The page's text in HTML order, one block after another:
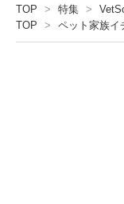
TOP
> 特集 >
TOP
> ペット家族イ